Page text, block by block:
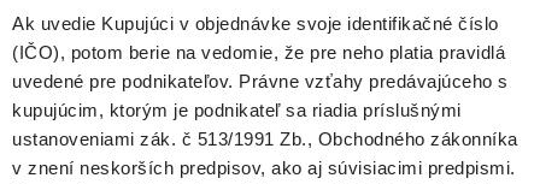
Ak uvedie Kupujúci v objednávke svoje identifikačné číslo
(IČO), potom berie na vedomie, že pre neho platia pravidlá
uvedené pre podnikateľov. Právne vzťahy predávajúceho s
kupujúcim, ktorým je podnikateľ sa riadia príslušnými
ustanoveniami zák. č 513/1991 Zb., Obchodného zákonníka
v znení neskorších predpisov, ako aj súvisiacimi predpismi.